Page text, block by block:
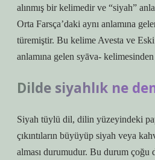
alınmış bir kelimedir ve “siyah”
Orta Farsça’daki aynı anlamına
türemiştir. Bu kelime Avesta ve Eski
anlamına gelen syāva-
Dilde siyahlık ne
Siyah tüylü dil, dilin yüzeyindeki
çıkıntıların büyüyüp siyah veya
alması durumudur. Bu durum çoğu